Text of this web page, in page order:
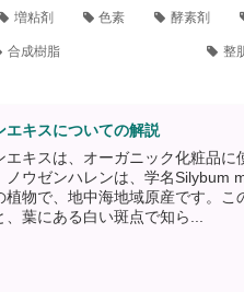
増粘剤 色素 酵素剤
合成樹脂 整
エキスについての解説
エキスは、オーガニック化粧品に
ノウゼンハレンは、学名Silybum
植物で、地中海地域原産です。こ
、葉にある白い斑点で知ら...